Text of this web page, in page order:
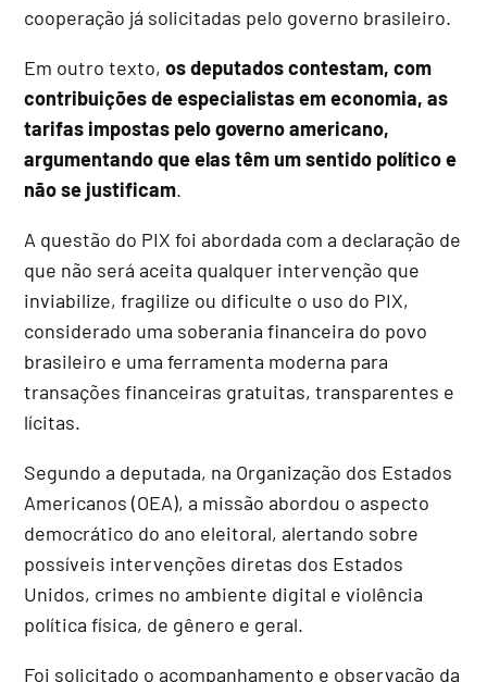
cooperação já solicitadas pelo governo brasileiro.
Em outro texto,os deputados contestam, com
contribuições de especialistas em economia, as
tarifas impostas pelo governo americano,
argumentando que elas têm um sentido político e
não se justificam.
A questão do PIX foi abordada com a declaração de
que não será aceita qualquer intervenção que
inviabilize, fragilize ou dificulte o uso do PIX,
considerado uma soberania financeira do povo
brasileiro e uma ferramenta moderna para
transações financeiras gratuitas, transparentes e
lícitas.
Segundo a deputada, na Organização dos Estados
Americanos (OEA), a missão abordou o aspecto
democrático do ano eleitoral, alertando sobre
possíveis intervenções diretas dos Estados
Unidos, crimes no ambiente digital e violência
política física, de gênero e geral.
Foi solicitado o acompanhamento e observação da